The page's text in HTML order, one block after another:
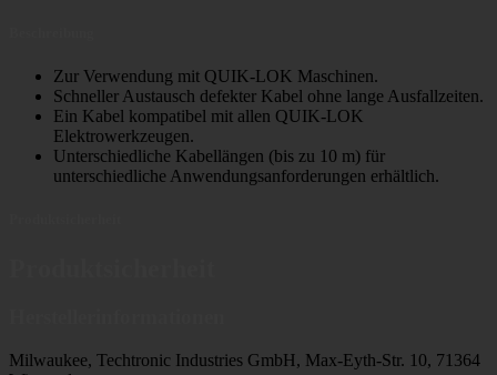
Zur Verwendung mit QUIK-LOK Maschinen.
Schneller Austausch defekter Kabel ohne lange Ausfallzeiten.
Ein Kabel kompatibel mit allen QUIK-LOK
Elektrowerkzeugen.
Unterschiedliche Kabellängen (bis zu 10 m) für
unterschiedliche Anwendungsanforderungen erhältlich.
Milwaukee, Techtronic Industries GmbH, Max-Eyth-Str. 10, 71364